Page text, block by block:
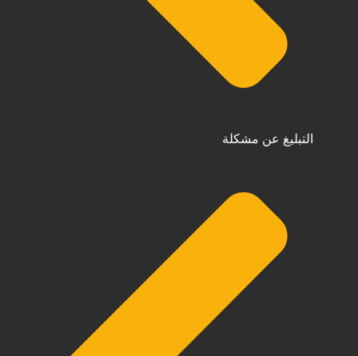
التبليغ عن مشكلة